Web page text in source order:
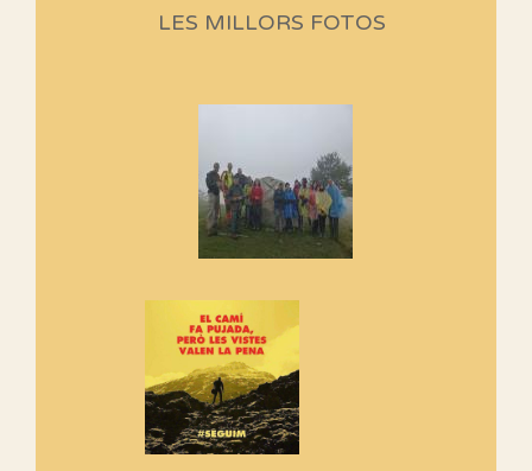
Aquí teniu la primera part de la
Els Centpeus signen el
Manifest a favor dels Camins
Si ets una entitat o associació
adhereix-te al manifest!
Rebem un diploma dels
Amics de Sant Aniol d'Aguja
Els Centpeus estem implicats
LES MILLORS FOTOS